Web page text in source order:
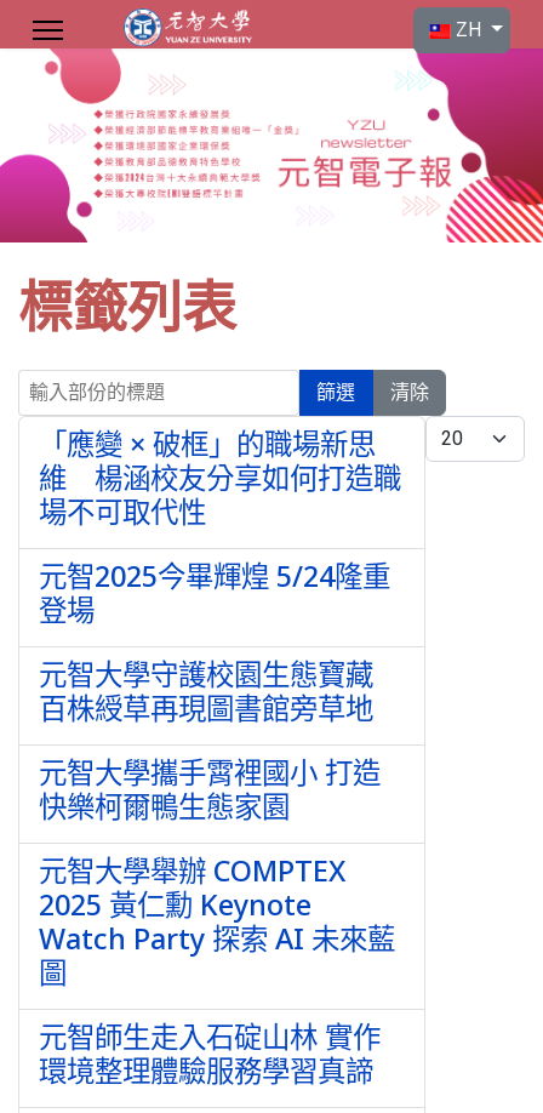
選擇你的語言
ZH
標籤列表
輸入部份的標題
篩選 清除
每頁顯示條數
「應變 × 破框」的職場新思
維 楊涵校友分享如何打造職
場不可取代性
元智2025今畢輝煌 5/24隆重
登場
元智大學守護校園生態寶藏
百株綬草再現圖書館旁草地
元智大學攜手霄裡國小 打造
快樂柯爾鴨生態家園
元智大學舉辦 COMPTEX
2025 黃仁勳 Keynote
Watch Party 探索 AI 未來藍
圖
元智師生走入石碇山林 實作
環境整理體驗服務學習真諦